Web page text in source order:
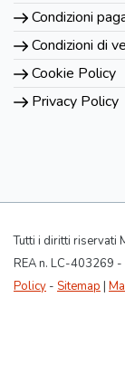
Condizioni
Condizioni di
Cookie Policy
Privacy Policy
Tutti i diritti riservati
REA n. LC-403269 -
Policy - Sitemap |